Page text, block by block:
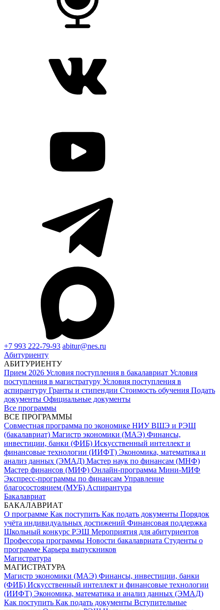
+7 993 222-79-93 abitur@nes.ru
Абитуриенту
АБИТУРИЕНТУ
Прием 2026 Условия поступления в бакалавриат Условия
поступления в магистратуру Условия поступления в
аспирантуру Гранты и стипендии Стоимость обучения Подать
документы Официальные документы
Все программы
ВСЕ ПРОГРАММЫ
Совместная программа по экономике НИУ ВШЭ и РЭШ
(бакалавриат) Магистр экономики (МАЭ) Финансы,
инвестиции, банки (ФИБ) Искусственный интеллект и
финансовые технологии (ИИФТ) Экономика, математика и
анализ данных (ЭМАД) Мастер наук по финансам (МНФ)
Мастер финансов (МИФ) Онлайн-программа Мини-МИФ
Экспресс-программы по финансам Управление
благосостоянием (МУБ) Аспирантура
Бакалавриат
БАКАЛАВРИАТ
О программе Как поступить Как подать документы Порядок
учёта индивидуальных достижений Финансовая поддержка
Школьный конкурс РЭШ Мероприятия для абитуриентов
Профессора программы Новости бакалавриата Студенты о
программе Карьера выпускников
Магистратура
МАГИСТРАТУРА
Магистр экономики (МАЭ) Финансы, инвестиции, банки
(ФИБ) Искусственный интеллект и финансовые технологии
(ИИФТ) Экономика, математика и анализ данных (ЭМАД)
Как поступить Как подать документы Вступительные